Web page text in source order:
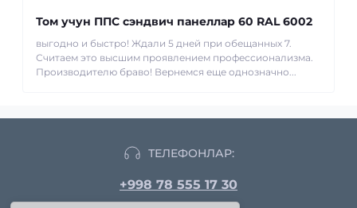
Том учун ППС сэндвич панеллар 60 RAL 6002
выгодно и быстро! Ждали 5 дней при обещанных 7.
Считаем это высшим проявлением профессионализма.
Производителю браво! Вернемся еще однозначно...
ТЕЛЕФОНЛАР:
+998 78 555 17 30